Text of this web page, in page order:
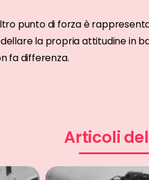
punto di forza è
la propria attitudine in
fa differenza.
Articoli